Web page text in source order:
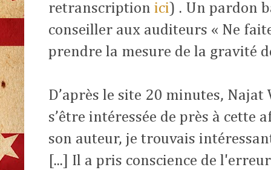
retranscription ici) . Un pardon
conseiller aux auditeurs « Ne
prendre la mesure de la gravité
D’après le site 20 minutes, Najat
s’être intéressée de près à cette
son auteur, je trouvais
[...] Il a pris conscience de